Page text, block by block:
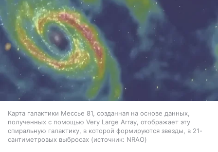
Карта галактики Мессье 81, созданная на основе данных,
полученных с помощью Very Large Array, отображает эту
спиральную галактику, в которой формируются звезды, в 21-
сантиметровых выбросах
источник: NRAO